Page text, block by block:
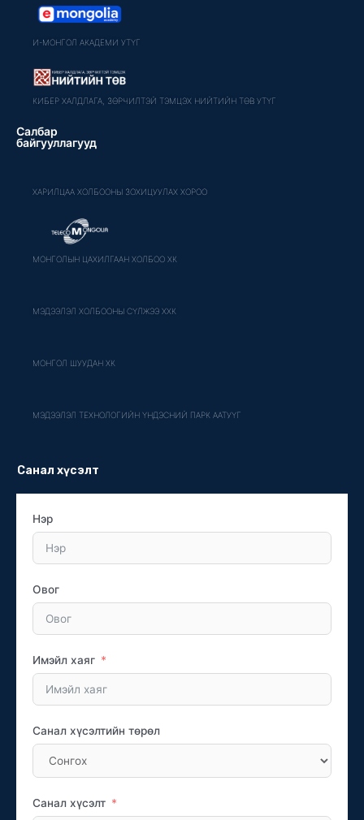
И-МОНГОЛ АКАДЕМИ УТҮГ
КИБЕР ХАЛДЛАГА, ЗӨРЧИЛТЭЙ ТЭМЦЭХ НИЙТИЙН ТӨВ УТҮГ
Салбар
байгууллагууд
ХАРИЛЦАА ХОЛБООНЫ ЗОХИЦУУЛАХ ХОРОО
МОНГОЛЫН ЦАХИЛГААН ХОЛБОО ХК
МЭДЭЭЛЭЛ ХОЛБООНЫ СҮЛЖЭЭ ХХК
МОНГОЛ ШУУДАН ХК
МЭДЭЭЛЭЛ ТЕХНОЛОГИЙН ҮНДЭСНИЙ ПАРК ААТУҮГ
Санал хүсэлт
Нэр
Овог
Имэйл хаяг
Санал хүсэлтийн төрөл
Санал хүсэлт